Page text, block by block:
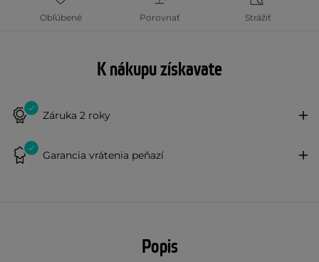
Obľúbené Porovnať Strážiť
K nákupu získavate
Záruka 2 roky
Garancia vrátenia peňazí
Popis